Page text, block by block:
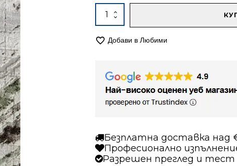
количество
за
120/170
2611
Добави в Любими
Безплатна доставка над
Професионално
Разрешен преглед и тест